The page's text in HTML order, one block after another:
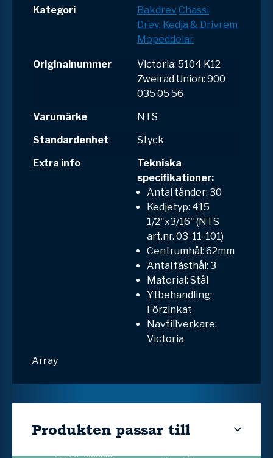
Kategori BakdrevChassi
Drev, Kedja & Drivrem
Mopeddelar
Originalnummer
Victoria: 5104 K12
Zweirad Union: 900
035 05 56
Varumärke
NTS
Standardenhet
Styck
Extra info
Tekniska
specifikationer:
Antal tänder: 30
Kedjetyp: 415
1/2"x3/16" (NTS
art.nr. 03-11-101)
Centrumhål: 62mm
Antal fästhål: 3
Material: Stål
Ytbehandling:
Förzinkat
Navtillverkare:
Victoria
Array
Produkten passar till